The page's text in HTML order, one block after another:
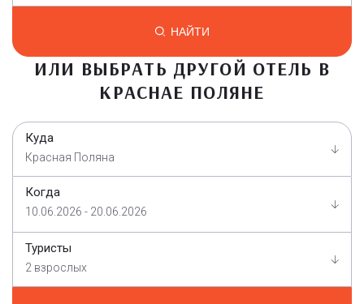
НАЙТИ
ИЛИ ВЫБРАТЬ ДРУГОЙ ОТЕЛЬ В
КРАСНАЕ ПОЛЯНЕ
Куда
Красная Поляна
Когда
10.06.2026 - 20.06.2026
Туристы
2 взрослых